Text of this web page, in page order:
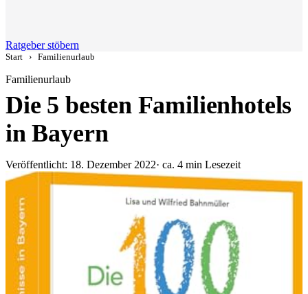
Ratgeber stöbern
Start › Familienurlaub
Familienurlaub
Die 5 besten Familienhotels
in Bayern
Veröffentlicht: 18. Dezember 2022· ca. 4 min Lesezeit